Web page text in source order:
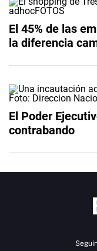
El 45% de las
la diferencia
El Poder
contrabando